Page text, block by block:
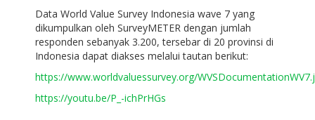
Data World Value Survey Indonesia wave 7 yang
dikumpulkan oleh SurveyMETER dengan jumlah
responden sebanyak 3.200, tersebar di 20 provinsi di
Indonesia dapat diakses melalui tautan berikut:
https://www.worldvaluessurvey.org/
https://youtu.be/P_-ichPrHGs